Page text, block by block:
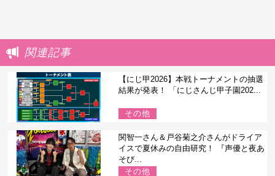
関連記事
【にじ甲2026】本戦トーナメントの抽選
結果が発表！ 「にじさんじ甲子園202...
その他
関智一さん＆戸谷菊之介さんがドライア
イスで夏休みの自由研究！ 『声優と夜あ
そび...
その他